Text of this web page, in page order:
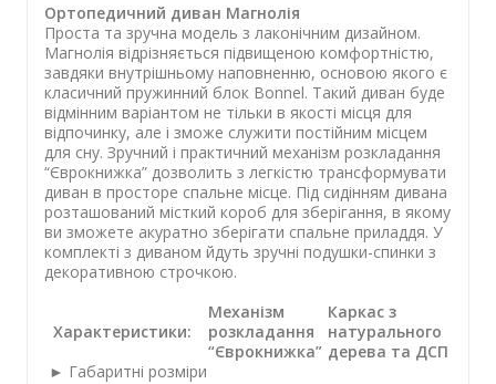
Ортопедичний диван Магнолія
Проста та зручна модель з лаконічним дизайном.
Магнолія відрізняється підвищеною комфортністю,
завдяки внутрішньому наповненню, основою якого є
класичний пружинний блок Bonnel. Такий диван буде
відмінним варіантом не тільки в якості місця для
відпочинку, але і зможе служити постійним місцем
для сну. Зручний і практичний механізм розкладання
“Єврокнижка” дозволить з легкістю трансформувати
диван в просторе спальне місце. Під сидінням дивана
розташований місткий короб для зберігання, в якому
ви зможете акуратно зберігати спальне приладдя. У
комплекті з диваном йдуть зручні подушки-спинки з
декоративною строчкою.
Характеристики:
Механізм
розкладання
“Єврокнижка”
Каркас з
натурального
дерева та ДСП
► Габаритні розміри